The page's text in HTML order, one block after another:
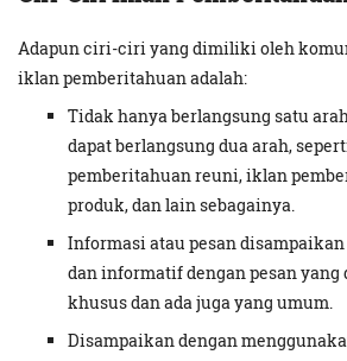
Adapun ciri-ciri yang dimiliki oleh
iklan pemberitahuan adalah:
Tidak hanya berlangsung satu
dapat berlangsung dua arah,
pemberitahuan reuni, iklan
produk, dan lain sebagainya.
Informasi atau pesan
dan informatif dengan pesan
khusus dan ada juga yang umum.
Disampaikan dengan